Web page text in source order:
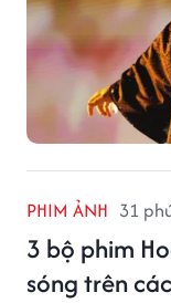
PHIM ẢNH 31
3 bộ phim
sóng trên